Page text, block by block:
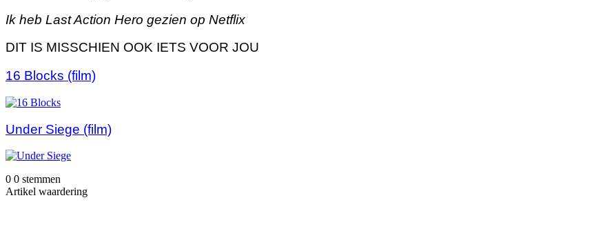
Ik heb Last Action Hero gezien op Netflix
DIT IS MISSCHIEN OOK IETS VOOR JOU
16 Blocks (film)
Under Siege (film)
0 0 stemmen
Artikel waardering